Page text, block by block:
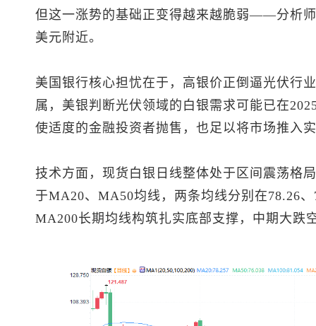
但这一涨势的基础正变得越来越脆弱——分析
美元附近。
美国银行核心担忧在于，高银价正倒逼光伏行
属，美银判断光伏领域的白银需求可能已在
使适度的金融投资者抛售，也足以将市场推入
技术方面， 现货白银 日线整体处于区间震荡格
于MA20、MA50均线，两条均线分别在78.26
MA200长期均线构筑扎实底部支撑，中期大跌